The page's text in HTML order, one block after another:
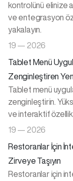
kontrolünü elinize
ve entegrasyon
yakalayın.
19 — 2026
Tablet Menü
Zenginleştiren
Tablet menü
zenginleştirin.
ve interaktif
19 — 2026
Restoranlar İçin
Zirveye Taşıyın
Restoranlar için